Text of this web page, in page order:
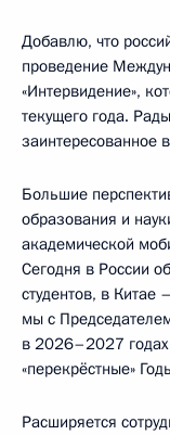
Добавлю, что
проведение
«Интервидение»,
текущего года.
заинтересованное
Большие
образования и
академической
Сегодня в России
студентов, в Китае
мы с
в 2026–2027 годах
«перекрёстные»
Расширяется